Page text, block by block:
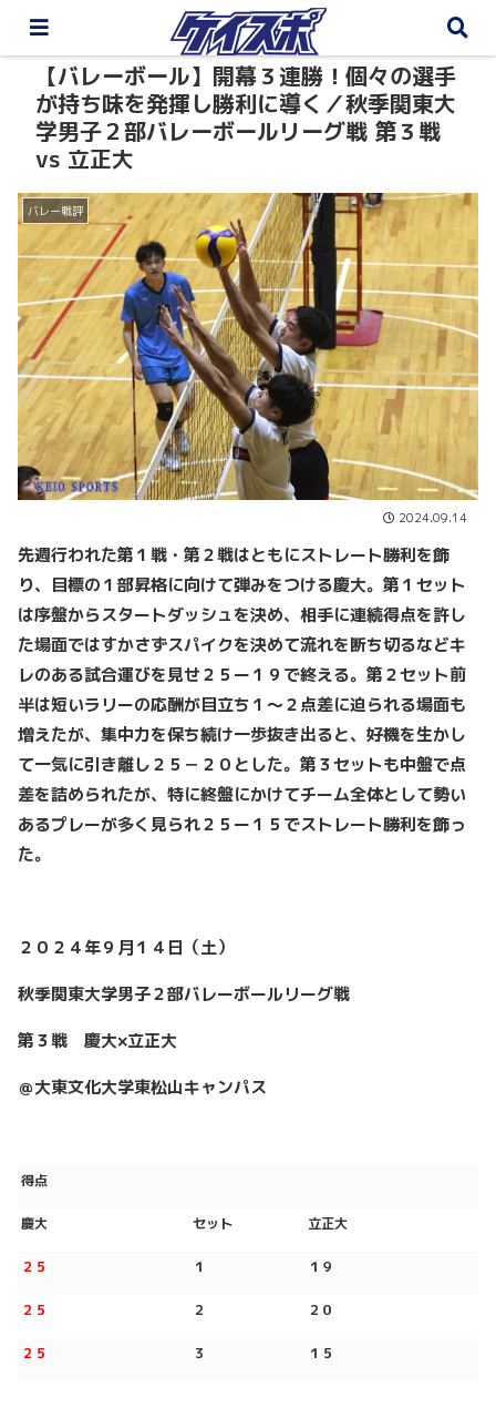
【バレーボール】開幕３連勝！個々の選手
が持ち味を発揮し勝利に導く／秋季関東大
学男子２部バレーボールリーグ戦 第３戦
vs 立正大
バレー戦評
2024.09.14
先週行われた第１戦・第２戦はともにストレート勝利を飾
り、目標の１部昇格に向けて弾みをつける慶大。第１セット
は序盤からスタートダッシュを決め、相手に連続得点を許し
た場面ではすかさずスパイクを決めて流れを断ち切るなどキ
レのある試合運びを見せ２５ー１９で終える。第２セット前
半は短いラリーの応酬が目立ち１〜２点差に迫られる場面も
増えたが、集中力を保ち続け一歩抜き出ると、好機を生かし
て一気に引き離し２５－２０とした。第３セットも中盤で点
差を詰められたが、特に終盤にかけてチーム全体として勢い
あるプレーが多く見られ２５ー１５でストレート勝利を飾っ
た。
２０２４年９月１４日（土）
秋季関東大学男子２部バレーボールリーグ戦
第３戦 慶大×立正大
＠大東文化大学東松山キャンパス
得点
慶大 セット 立正大
２５ １ １９
２５ ２ ２０
２５ ３ １５